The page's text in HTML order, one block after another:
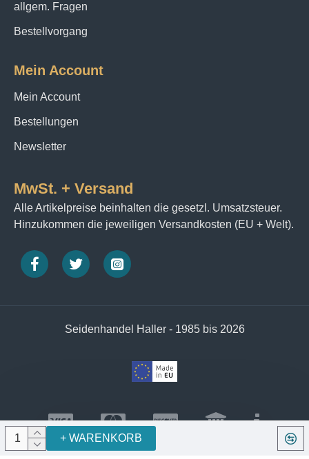
+ WARENKORB
allgem. Fragen
Bestellvorgang
Mein Account
Mein Account
Bestellungen
Newsletter
MwSt. + Versand
Alle Artikelpreise beinhalten die gesetzl. Umsatzsteuer.
Hinzukommen die jeweiligen Versandkosten (EU + Welt).
Seidenhandel Haller - 1985 bis 2026